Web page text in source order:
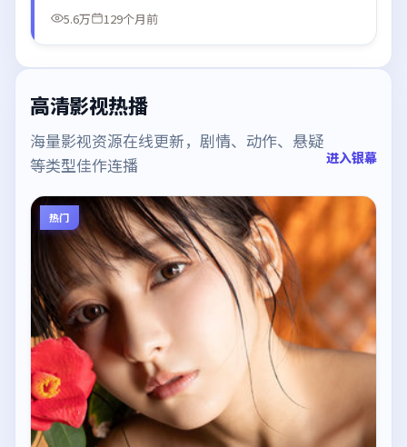
5.6万
129个月前
高清影视热播
海量影视资源在线更新，剧情、动作、悬疑
等类型佳作连播
进入银幕
热门